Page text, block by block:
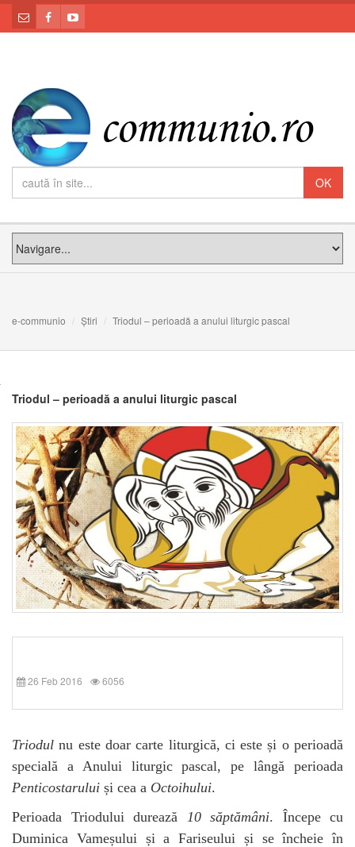
e-communio Știri Triodul – perioadă a anului liturgic pascal
Triodul – perioadă a anului liturgic pascal
26 Feb 2016 6056
Triodul nu este doar carte liturgică, ci este și o perioadă
specială a Anului liturgic pascal, pe lângă perioada
Penticostarului și cea a Octoihului.
Perioada Triodului durează
10 săptămâni. Începe cu
Duminica Vameșului și a Fariseului și se încheie în